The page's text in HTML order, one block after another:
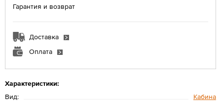
Характеристики:
Вид:
Кабина
Гарантия и возврат
Доставка
Оплата